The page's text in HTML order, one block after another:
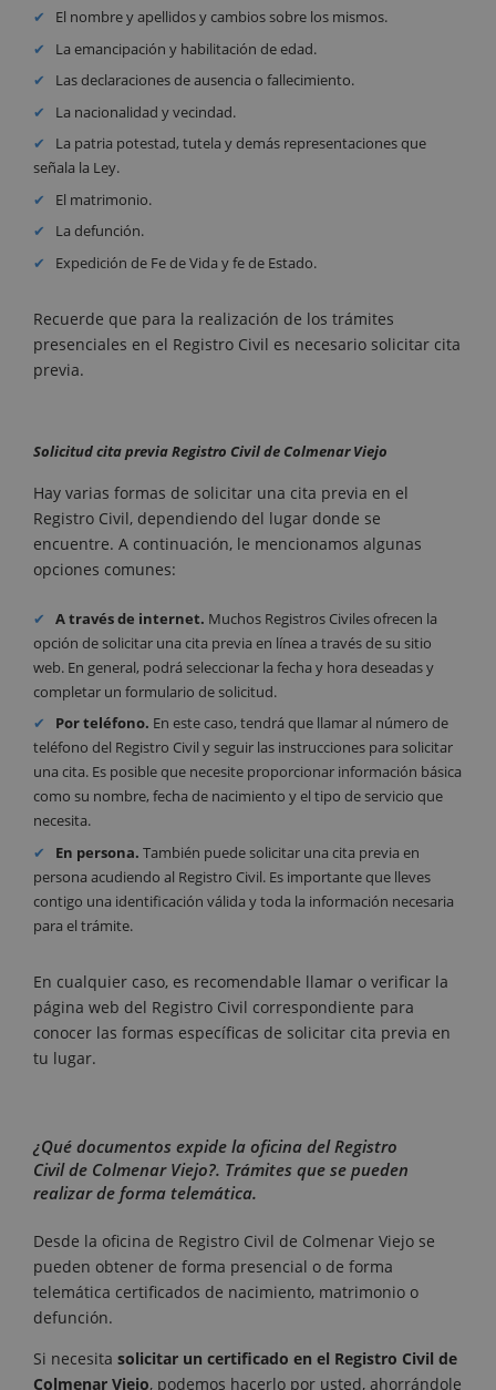
El nombre y apellidos y cambios sobre los mismos.
La emancipación y habilitación de edad.
Las declaraciones de ausencia o fallecimiento.
La nacionalidad y vecindad.
La patria potestad, tutela y demás representaciones que
señala la Ley.
El matrimonio.
La defunción.
Expedición de Fe de Vida y fe de Estado.
Recuerde que para la realización de los trámites
presenciales en el Registro Civil es necesario solicitar cita
previa.
Solicitud cita previa Registro Civil de Colmenar Viejo
Hay varias formas de solicitar una cita previa en el
Registro Civil, dependiendo del lugar donde se
encuentre. A continuación, le mencionamos algunas
opciones comunes:
A través de internet. Muchos Registros Civiles ofrecen la
opción de solicitar una cita previa en línea a través de su sitio
web. En general, podrá seleccionar la fecha y hora deseadas y
completar un formulario de solicitud.
Por teléfono. En este caso, tendrá que llamar al número de
teléfono del Registro Civil y seguir las instrucciones para solicitar
una cita. Es posible que necesite proporcionar información básica
como su nombre, fecha de nacimiento y el tipo de servicio que
necesita.
En persona. También puede solicitar una cita previa en
persona acudiendo al Registro Civil. Es importante que lleves
contigo una identificación válida y toda la información necesaria
para el trámite.
En cualquier caso, es recomendable llamar o verificar la
página web del Registro Civil correspondiente para
conocer las formas específicas de solicitar cita previa en
tu lugar.
¿Qué documentos expide la oficina del Registro
Civil de Colmenar Viejo?. Trámites que se pueden
realizar de forma telemática.
Desde la oficina de Registro Civil de Colmenar Viejo se
pueden obtener de forma presencial o de forma
telemática certificados de nacimiento, matrimonio o
defunción.
Si necesita solicitar un certificado en el Registro Civil de
Colmenar Viejo, podemos hacerlo por usted, ahorrándole